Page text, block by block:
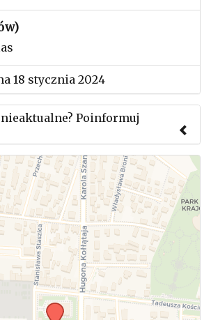
18 stycznia 2024
Poinformuj
aby przesłać informację o
mityngu.